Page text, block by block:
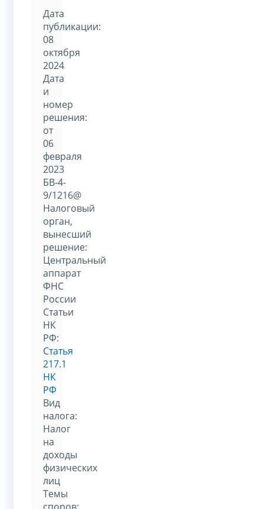
Дата
публикации:
08
октября
2024
Дата
и
номер
решения:
от
06
февраля
2023
БВ-4-
9/1216@
Налоговый
орган,
вынесший
решение:
Центральный
аппарат
ФНС
России
Статьи
НК
РФ:
Статья
217.1
НК
РФ
Вид
налога:
Налог
на
доходы
физических
лиц
Темы
споров: